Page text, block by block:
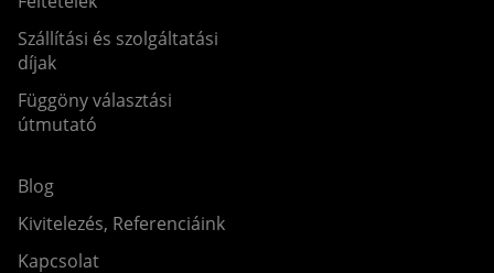
Szállítási és szolgáltatási
díjak
Függöny választási
útmutató
Blog
Kivitelezés, Referenciáink
Kapcsolat